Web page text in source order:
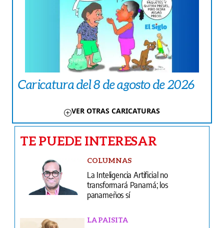
Caricatura del 8 de agosto de 2026
VER OTRAS CARICATURAS
TE PUEDE INTERESAR
COLUMNAS
La Inteligencia Artificial no
transformará Panamá; los
panameños sí
LA PAISITA